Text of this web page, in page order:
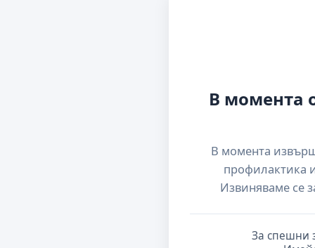
В момента
В момента
профилактика
Извиняваме се
За спешни